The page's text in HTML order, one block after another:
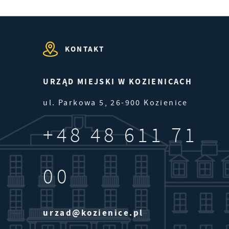
KONTAKT
URZĄD MIEJSKI W KOZIENICACH
ul. Parkowa 5, 26-900 Kozienice
+48 48 611 71
00
urzad@kozienice.pl